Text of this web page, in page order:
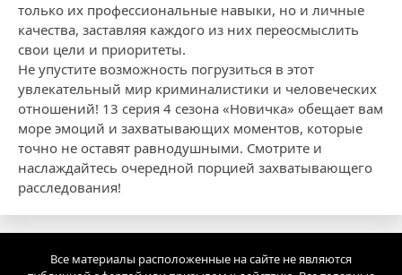
только их профессиональные навыки, но и личные
качества, заставляя каждого из них переосмыслить
свои цели и приоритеты.
Не упустите возможность погрузиться в этот
увлекательный мир криминалистики и человеческих
отношений! 13 серия 4 сезона «Новичка» обещает вам
море эмоций и захватывающих моментов, которые
точно не оставят равнодушными. Смотрите и
наслаждайтесь очередной порцией захватывающего
расследования!
Все материалы расположенные на сайте не являются